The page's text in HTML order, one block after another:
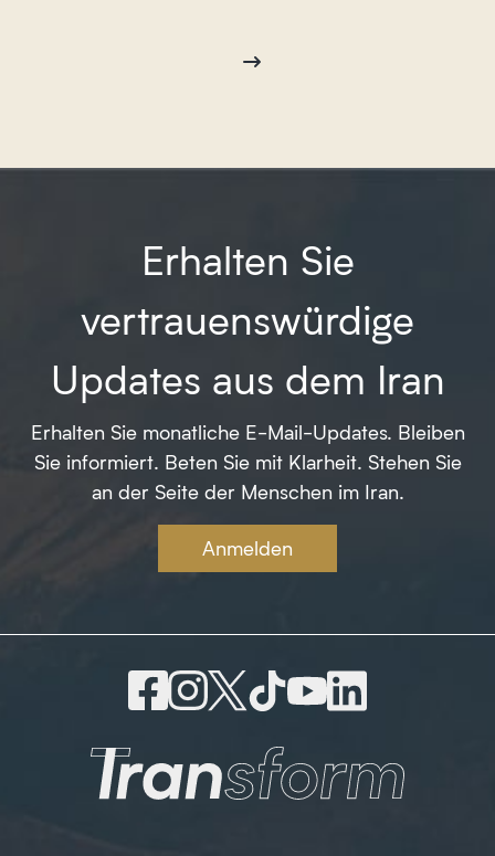
Erhalten Sie
vertrauenswürdige
Updates aus dem Iran
Erhalten Sie monatliche E-Mail-Updates. Bleiben
Sie informiert. Beten Sie mit Klarheit. Stehen Sie
an der Seite der Menschen im Iran.
Anmelden